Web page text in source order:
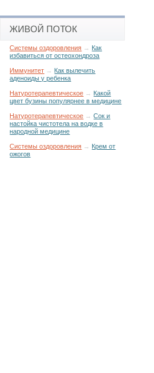
ЖИВОЙ ПОТОК
Системы оздоровления → Как
избавиться от остеохондроза
Иммунитет → Как вылечить
аденоиды у ребенка
Натуротерапевтическое → Какой
цвет бузины популярнее в медицине
Натуротерапевтическое →Сок и
настойка чистотела на водке в
народной медицине
Системы оздоровления → Крем от
ожогов